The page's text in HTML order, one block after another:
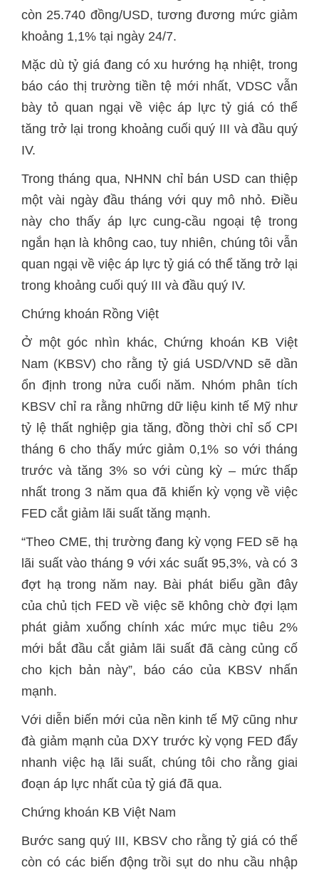
còn 25.740 đồng/USD, tương đương mức giảm
khoảng 1,1% tại ngày 24/7.
Mặc dù tỷ giá đang có xu hướng hạ nhiệt, trong
báo cáo thị trường tiền tệ mới nhất, VDSC vẫn
bày tỏ quan ngại về việc áp lực tỷ giá có thể
tăng trở lại trong khoảng cuối quý III và đầu quý
IV.
Trong tháng qua, NHNN chỉ bán USD can thiệp
một vài ngày đầu tháng với quy mô nhỏ. Điều
này cho thấy áp lực cung-cầu ngoại tệ trong
ngắn hạn là không cao, tuy nhiên, chúng tôi vẫn
quan ngại về việc áp lực tỷ giá có thể tăng trở lại
trong khoảng cuối quý III và đầu quý IV.
Chứng khoán Rồng Việt
Ở một góc nhìn khác, Chứng khoán KB Việt
Nam (KBSV) cho rằng tỷ giá USD/VND sẽ dần
ổn định trong nửa cuối năm. Nhóm phân tích
KBSV chỉ ra rằng những dữ liệu kinh tế Mỹ như
tỷ lệ thất nghiệp gia tăng, đồng thời chỉ số CPI
tháng 6 cho thấy mức giảm 0,1% so với tháng
trước và tăng 3% so với cùng kỳ – mức thấp
nhất trong 3 năm qua đã khiến kỳ vọng về việc
FED cắt giảm lãi suất tăng mạnh.
“Theo CME, thị trường đang kỳ vọng FED sẽ hạ
lãi suất vào tháng 9 với xác suất 95,3%, và có 3
đợt hạ trong năm nay. Bài phát biểu gần đây
của chủ tịch FED về việc sẽ không chờ đợi lạm
phát giảm xuống chính xác mức mục tiêu 2%
mới bắt đầu cắt giảm lãi suất đã càng củng cố
cho kịch bản này”, báo cáo của KBSV nhấn
mạnh.
Với diễn biến mới của nền kinh tế Mỹ cũng như
đà giảm mạnh của DXY trước kỳ vọng FED đẩy
nhanh việc hạ lãi suất, chúng tôi cho rằng giai
đoạn áp lực nhất của tỷ giá đã qua.
Chứng khoán KB Việt Nam
Bước sang quý III, KBSV cho rằng tỷ giá có thể
còn có các biến động trồi sụt do nhu cầu nhập